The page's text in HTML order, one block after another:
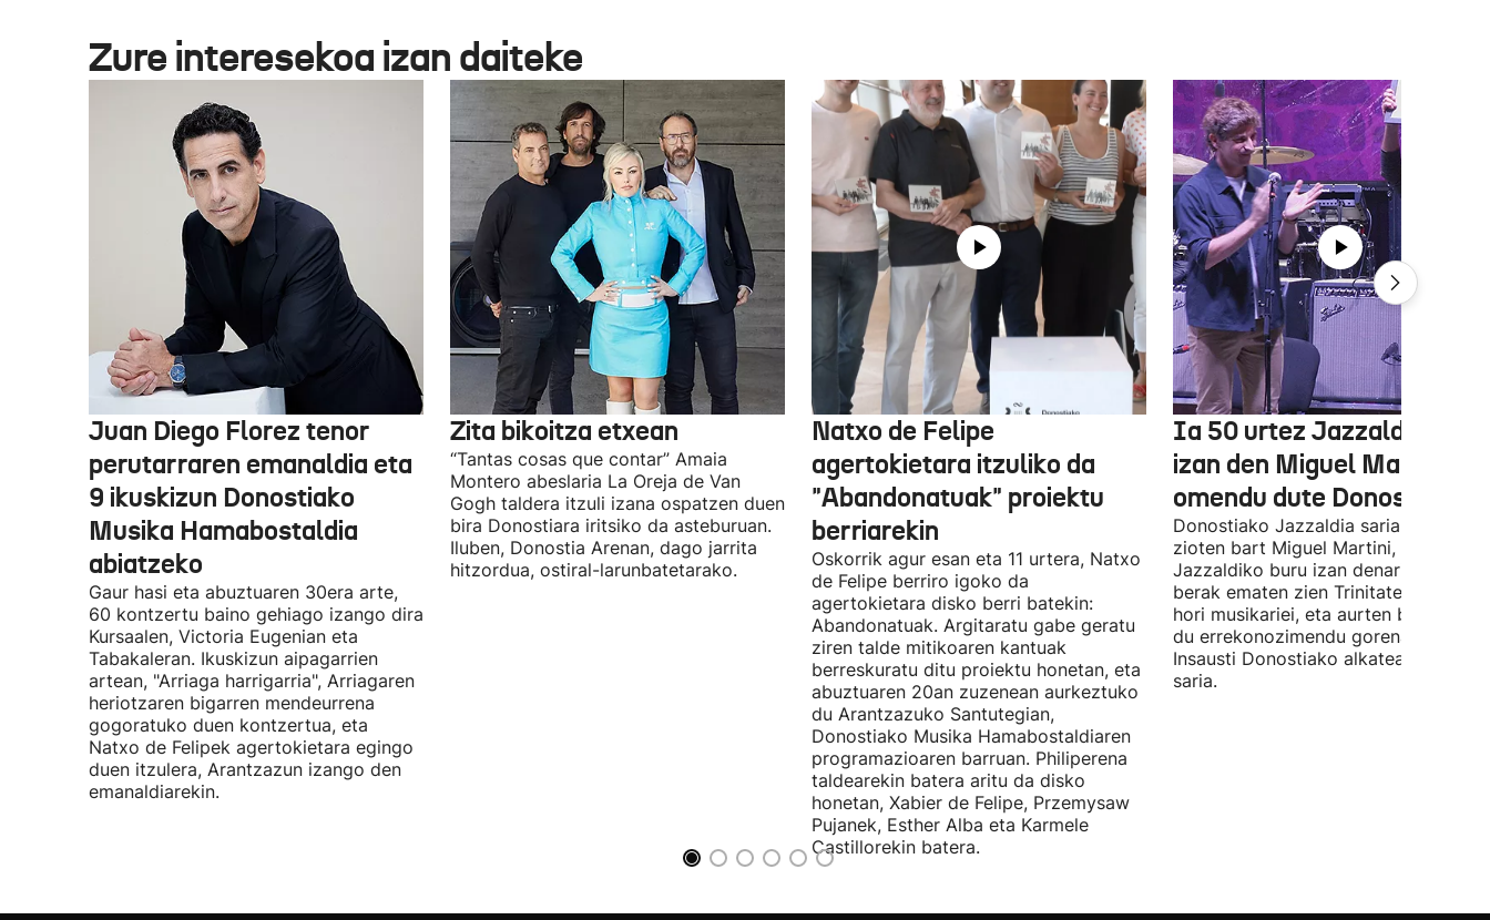
Zure interesekoa izan daiteke
Juan Diego Florez tenor
perutarraren emanaldia eta
9 ikuskizun Donostiako
Musika Hamabostaldia
abiatzeko
Gaur hasi eta abuztuaren 30era arte,
60 kontzertu baino gehiago izango dira
Kursaalen, Victoria Eugenian eta
Tabakaleran. Ikuskizun aipagarrien
artean, "Arriaga harrigarria", Arriagaren
heriotzaren bigarren mendeurrena
gogoratuko duen kontzertua, eta
Natxo de Felipek agertokietara egingo
duen itzulera, Arantzazun izango den
emanaldiarekin.
Zita bikoitza etxean
“Tantas cosas que contar” Amaia
Montero abeslaria La Oreja de Van
Gogh taldera itzuli izana ospatzen duen
bira Donostiara iritsiko da asteburuan.
Iluben, Donostia Arenan, dago jarrita
hitzordua, ostiral-larunbatetarako.
Natxo de Felipe
agertokietara itzuliko da
"Abandonatuak" proiektu
berriarekin
Oskorrik agur esan eta 11 urtera, Natxo
de Felipe berriro igoko da
agertokietara disko berri batekin:
Abandonatuak. Argitaratu gabe geratu
ziren talde mitikoaren kantuak
berreskuratu ditu proiektu honetan, eta
abuztuaren 20an zuzenean aurkeztuko
du Arantzazuko Santutegian,
Donostiako Musika Hamabostaldiaren
programazioaren barruan. Philiperena
taldearekin batera aritu da disko
honetan, Xabier de Felipe, Przemysaw
Pujanek, Esther Alba eta Karmele
Castillorekin batera.
Ia 50 urtez Jazzaldiko
izan den Miguel Martin
omendu dute Donostian
Donostiako Jazzaldia saria eman
zioten bart Miguel Martini, ia 50
Jazzaldiko buru izan denari. Orain
berak ematen zien Trinitate Plazan
hori musikariei, eta aurten berak jaso
du errekonozimendu gorena. Jon
Insausti Donostiako alkateak eman
saria.